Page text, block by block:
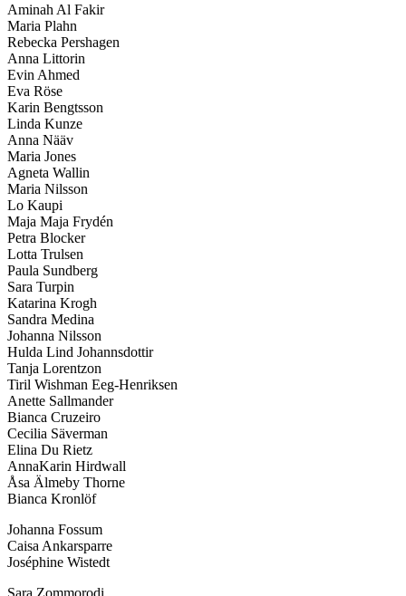
Aminah Al Fakir
Maria Plahn
Rebecka Pershagen
Anna Littorin
Evin Ahmed
Eva Röse
Karin Bengtsson
Linda Kunze
Anna Nääv
Maria Jones
Agneta Wallin
Maria Nilsson
Lo Kaupi
Maja Maja Frydén
Petra Blocker
Lotta Trulsen
Paula Sundberg
Sara Turpin
Katarina Krogh
Sandra Medina
Johanna Nilsson
Hulda Lind Johannsdottir
Tanja Lorentzon
Tiril Wishman Eeg-Henriksen
Anette Sallmander
Bianca Cruzeiro
Cecilia Säverman
Elina Du Rietz
AnnaKarin Hirdwall
Åsa Älmeby Thorne
Bianca Kronlöf
Johanna Fossum
Caisa Ankarsparre
Joséphine Wistedt
Sara Zommorodi